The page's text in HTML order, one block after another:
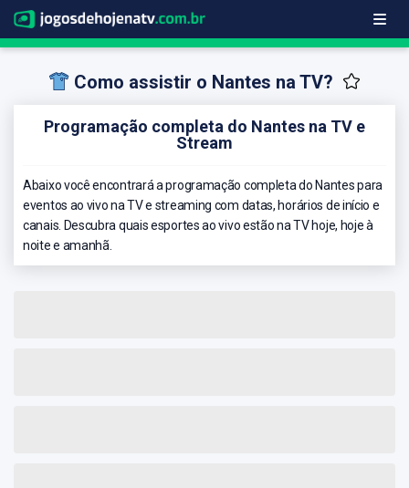
Como assistir o Nantes na TV?
Programação completa do Nantes na TV e
Stream
Abaixo você encontrará a programação completa do Nantes para
eventos ao vivo na TV e streaming com datas, horários de início e
canais. Descubra quais esportes ao vivo estão na TV hoje, hoje à
noite e amanhã.